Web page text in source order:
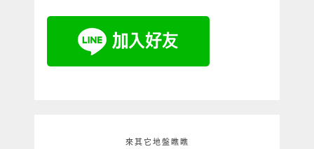
來其它地盤瞧瞧